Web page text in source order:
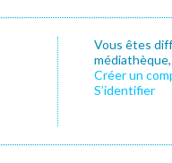
Vous êtes
Créer un
S’identifier